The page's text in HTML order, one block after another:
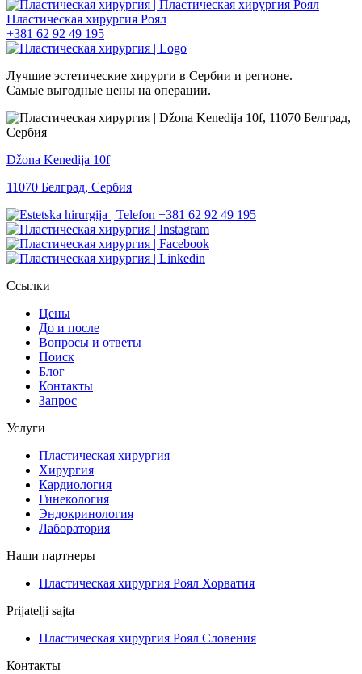
+381 62 92 49 195
Лучшие эстетические хирурги в Сербии и регионе.
Самые выгодные цены на операции.
Džona Kenedija 10f
11070 Белград, Сербия
+381 62 92 49 195
Ссылки
Цены
До и после
Вопросы и ответы
Поиск
Блог
Контакты
Запрос
Услуги
Пластическая хирургия
Хирургия
Кардиология
Гинекология
Эндокринология
Лаборатория
Наши партнеры
Пластическая хирургия Роял Хорватия
Prijatelji sajta
Пластическая хирургия Роял Словения
Контакты